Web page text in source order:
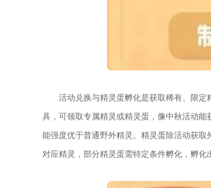
活动兑换与精灵蛋孵化是获取稀有、限
具，可领取专属精灵或精灵蛋，像中秋活动
能强度优于普通野外精灵。精灵蛋除活动获
对应精灵，部分精灵蛋需特定条件孵化，孵化